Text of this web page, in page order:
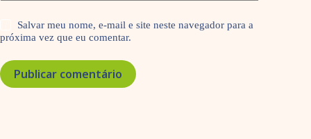
Salvar meu nome, e-mail e site neste navegador para a
próxima vez que eu comentar.
Publicar comentário